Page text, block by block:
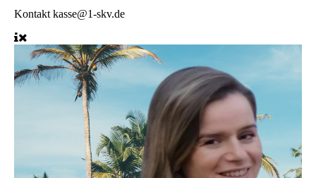
Kontakt kasse@1-skv.de